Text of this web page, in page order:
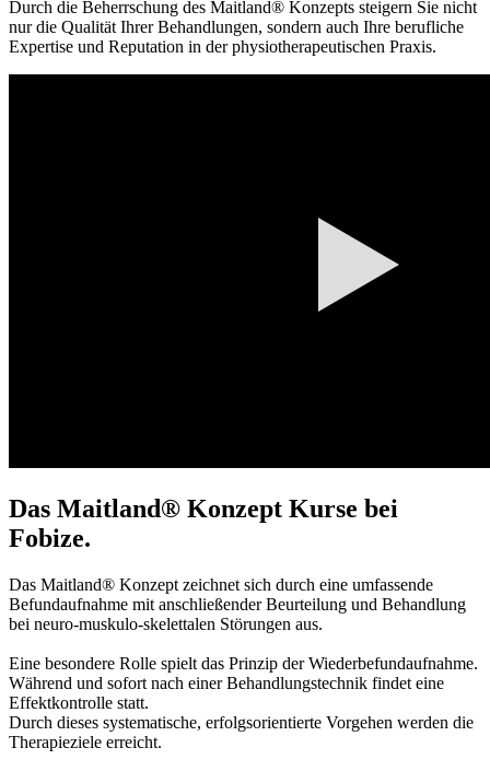
Durch die Beherrschung des Maitland® Konzepts steigern Sie nicht
nur die Qualität Ihrer Behandlungen, sondern auch Ihre berufliche
Expertise und Reputation in der physiotherapeutischen Praxis.
Das Maitland® Konzept Kurse bei
Fobize.
Das Maitland® Konzept zeichnet sich durch eine umfassende
Befundaufnahme mit anschließender Beurteilung und Behandlung
bei neuro-muskulo-skelettalen Störungen aus.
Eine besondere Rolle spielt das Prinzip der Wiederbefundaufnahme.
Während und sofort nach einer Behandlungstechnik findet eine
Effektkontrolle statt.
Durch dieses systematische, erfolgsorientierte Vorgehen werden die
Therapieziele erreicht.